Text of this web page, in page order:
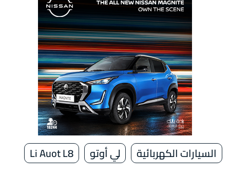
السيارات الكهربائية لي أوتو Li Auot L8